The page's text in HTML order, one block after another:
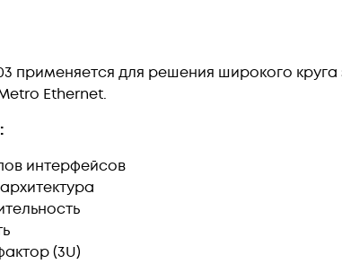
применяется для решения широкого
Ethernet.
интерфейсов
(3U)